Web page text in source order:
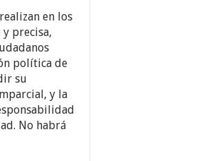
en los
precisa,
política de
su
y la
No habrá